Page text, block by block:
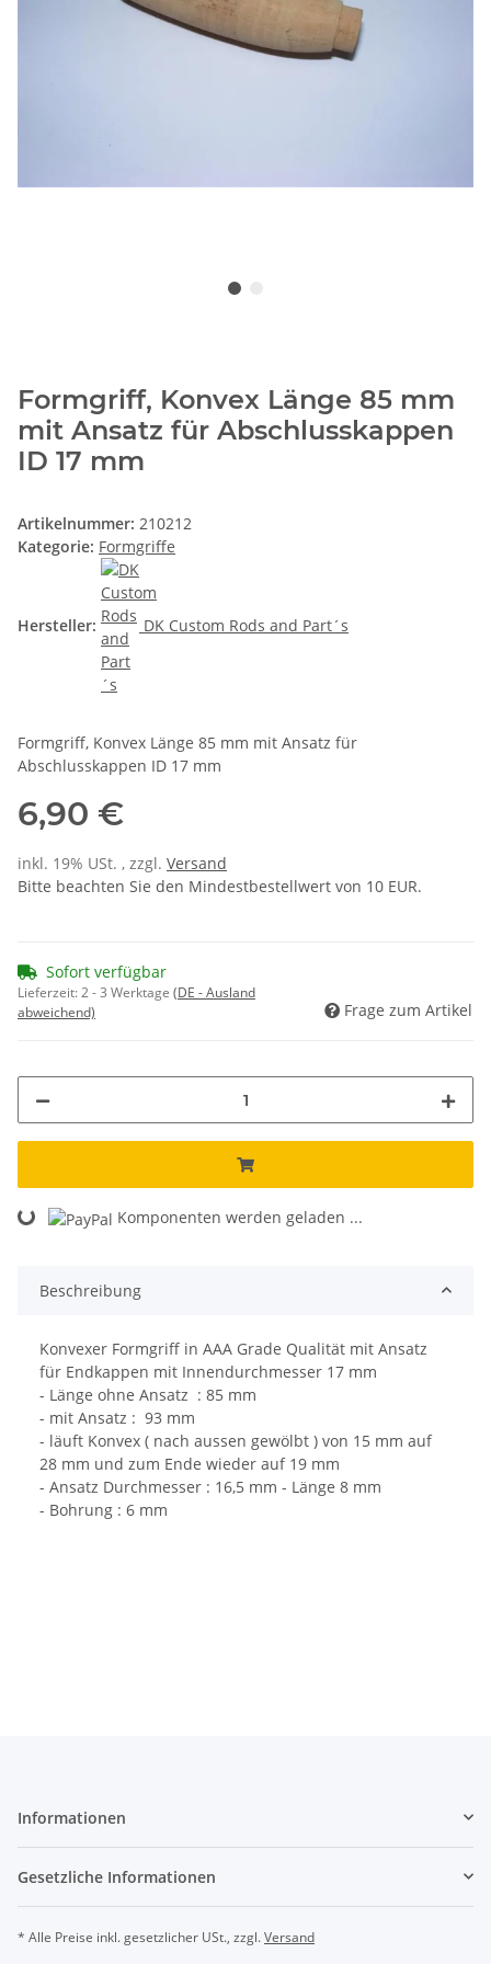
Formgriff, Konvex Länge 85 mm
mit Ansatz für Abschlusskappen
ID 17 mm
Artikelnummer: 210212
Kategorie: Formgriffe
Hersteller: DK Custom Rods and Part´s
Formgriff, Konvex Länge 85 mm mit Ansatz für
Abschlusskappen ID 17 mm
6,90 €
inkl. 19% USt. , zzgl. Versand
Bitte beachten Sie den Mindestbestellwert von 10 EUR.
Sofort verfügbar
Lieferzeit:2 - 3 Werktage (DE - Ausland
abweichend)
Frage zum Artikel
Loading... Komponenten werden geladen ...
Beschreibung
Konvexer Formgriff in AAA Grade Qualität mit Ansatz
für Endkappen mit Innendurchmesser 17 mm
- Länge ohne Ansatz : 85 mm
- mit Ansatz : 93 mm
- läuft Konvex ( nach aussen gewölbt ) von 15 mm auf
28 mm und zum Ende wieder auf 19 mm
- Ansatz Durchmesser : 16,5 mm - Länge 8 mm
- Bohrung : 6 mm
Informationen
Gesetzliche Informationen
* Alle Preise inkl. gesetzlicher USt., zzgl.Versand